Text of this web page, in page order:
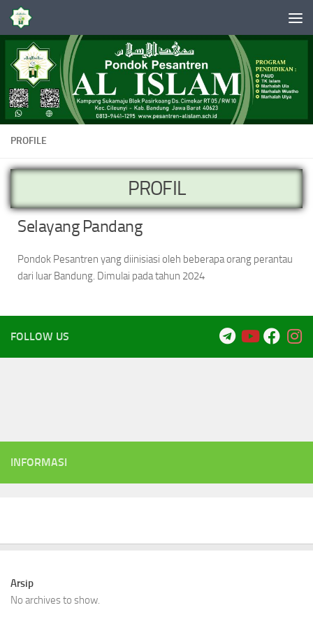
Skip to content
PROFILE
PROFIL
Selayang Pandang
Pondok Pesantren yang diinisiasi oleh beberapa orang perantau
dari luar Bandung. Dimulai pada tahun 2024
FOLLOW US
INFORMASI
Arsip
No archives to show.